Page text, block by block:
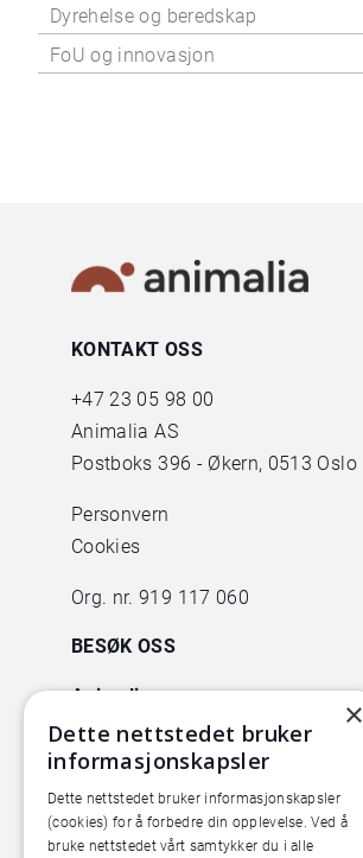
Dyrehelse og beredskap
FoU og innovasjon
KONTAKT OSS
+47 23 05 98 00
Animalia AS
Postboks 396 - Økern, 0513 Oslo
Personvern
Cookies
Org. nr. 919 117 060
BESØK OSS
Animalia
Lørenveien 38
0585 Oslo
Pilotanlegget
Økern Torgvei 13,
×
Dette nettstedet bruker
informasjonskapsler
Dette nettstedet bruker informasjonskapsler
(cookies) for å forbedre din opplevelse. Ved å
bruke nettstedet vårt samtykker du i alle